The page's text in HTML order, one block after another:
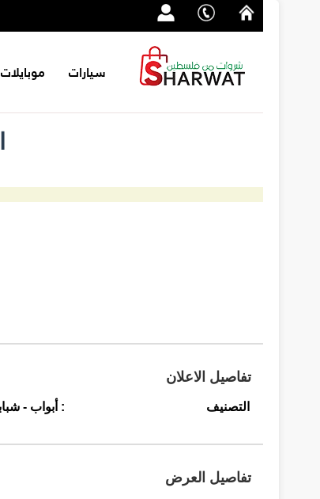
سيارات موبايلات
تفاصيل الاعلان
التصنيف : أبواب -
تفاصيل العرض